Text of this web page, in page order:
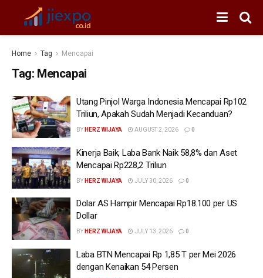
Home Tag Mencapai
Tag: Mencapai
Utang Pinjol Warga Indonesia Mencapai Rp102
Triliun, Apakah Sudah Menjadi Kecanduan?
BY HERZ WIJAYA AUGUST 2, 2026 0
Kinerja Baik, Laba Bank Naik 58,8% dan Aset
Mencapai Rp228,2 Triliun
BY HERZ WIJAYA JULY 30, 2026 0
Dolar AS Hampir Mencapai Rp18.100 per US
Dollar
BY HERZ WIJAYA JULY 13, 2026 0
Laba BTN Mencapai Rp 1,85 T per Mei 2026
dengan Kenaikan 54 Persen